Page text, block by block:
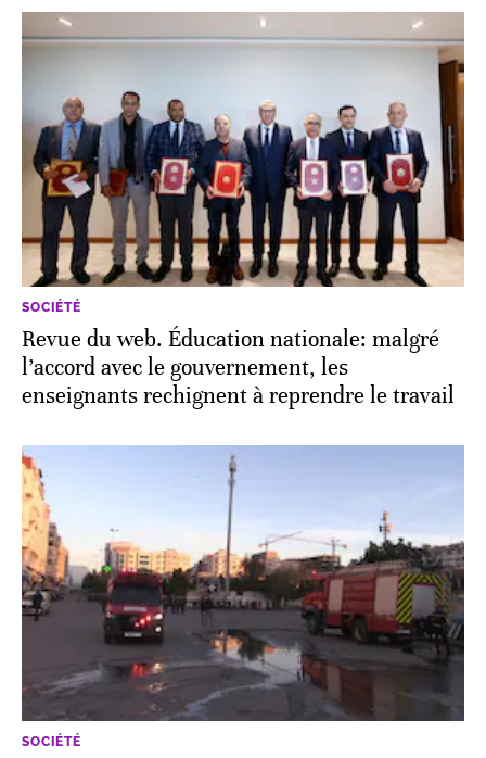
SOCIÉTÉ
Revue du web. Éducation nationale: malgré
l’accord avec le gouvernement, les
enseignants rechignent à reprendre le travail
SOCIÉTÉ